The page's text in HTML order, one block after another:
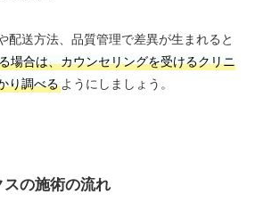
配送方法、品質管理で差異が生まれると
場合は、カウンセリングを受けるクリニ
り調べるようにしましょう。
スの施術の流れ